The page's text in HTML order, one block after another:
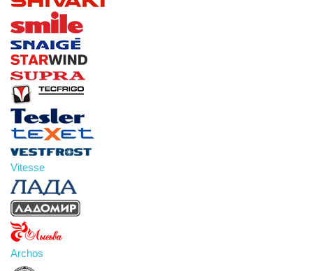
Vitesse
Archos